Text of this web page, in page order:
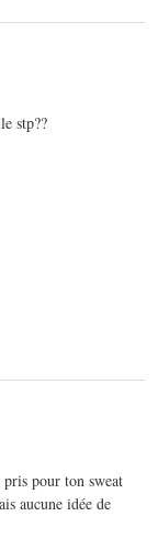
stp??
pour ton sweat
aucune idée de